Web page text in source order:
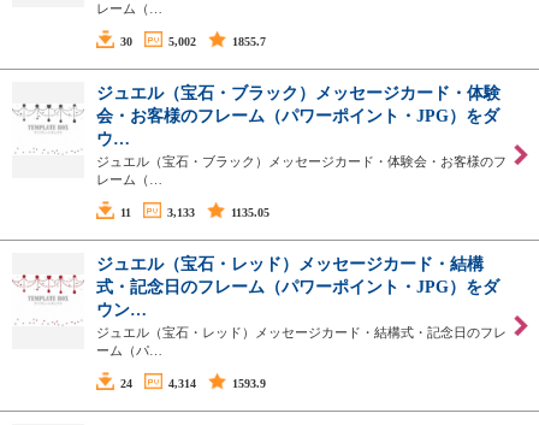
レーム（…
30 5,002 1855.7
ジュエル（宝石・ブラック）メッセージカード・体験
会・お客様のフレーム（パワーポイント・JPG）をダ
ウ…
ジュエル（宝石・ブラック）メッセージカード・体験会・お客様のフ
レーム（…
11 3,133 1135.05
ジュエル（宝石・レッド）メッセージカード・結構
式・記念日のフレーム（パワーポイント・JPG）をダ
ウン…
ジュエル（宝石・レッド）メッセージカード・結構式・記念日のフレ
ーム（パ…
24 4,314 1593.9